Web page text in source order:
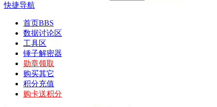
快捷导航
首页BBS
数据讨论区
工具区
锤子解密器
勋章领取
购买其它
积分充值
购卡送积分